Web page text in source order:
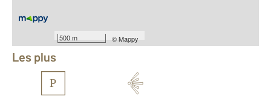
500 m ©Mappy
Équipements
Les plus
P